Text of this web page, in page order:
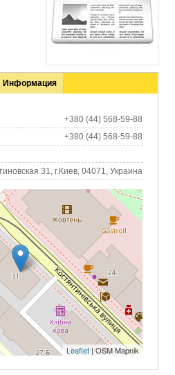
Информация
+380 (44) 568-59-88
+380 (44) 568-59-88
31, г.Киев, 04071, Украина
Leaflet| OSM Mapnik